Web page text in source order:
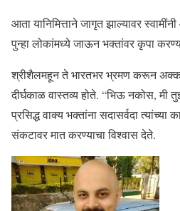
आता यानिमित्ताने जागृत झाल्यावर
पुन्हा लोकांमध्ये जाऊन भक्तांवर कृपा
श्रीशैलमहून ते भारतभर भ्रमण करून
दीर्घकाळ वास्तव्य होते. “भिऊ नकोस, मी
प्रसिद्ध वाक्य भक्तांना सदासर्वदा त्यांच्या
संकटावर मात करण्याचा विश्वास देते.